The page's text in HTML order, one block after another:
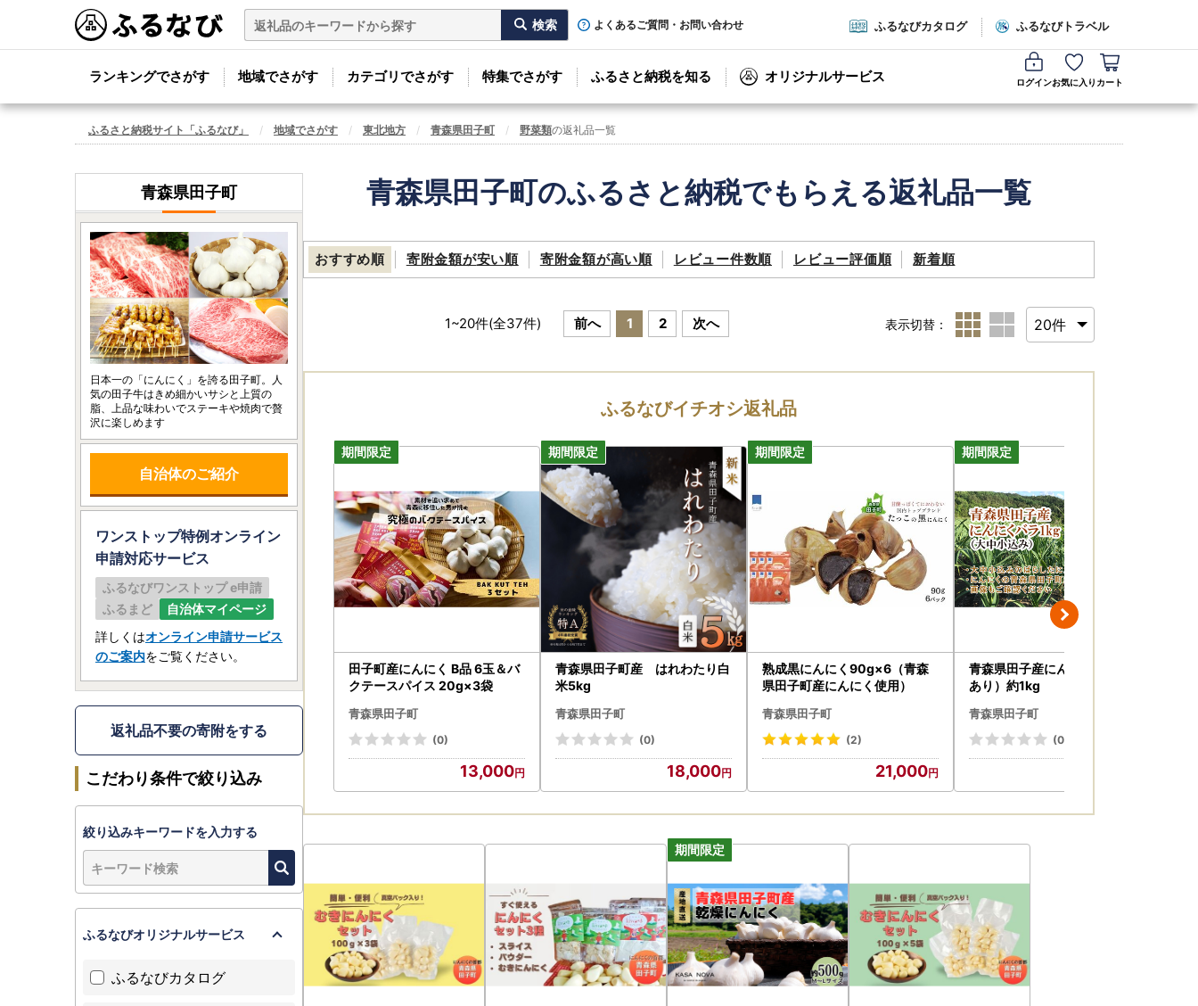
よくあるご質問・お問い合わせ ふるなびカタログ ふるなびトラベル
ランキングでさがす 地域でさがす カテゴリでさがす 特集でさがす ふるさと納税を知る オリジナルサービス ログインお気に入り カート
ふるさと納税サイト「ふるなび」 地域でさがす 東北地方 青森県田子町 野菜類の返礼品一覧
青森県田子町のふるさと納税でもらえる返礼品一覧
おすすめ順 寄附金額が安い順 寄附金額が高い順 レビュー件数順 レビュー評価順 新着順
1~20件(全37件) 前へ 1 2 次へ 表示切替：
ふるなびイチオシ返礼品
田子町産にんにく B品 6玉＆バ
クテースパイス 20g×3袋
青森県田子町
(0)
13,000
青森県田子町産 はれわたり白
米5kg
青森県田子町
(0)
18,000
熟成黒にんにく90g×6（青森
県田子町産にんにく使用）
青森県田子町
(2)
21,000
青森県田子産にんにくバラ（訳
あり）約1kg
青森県田子町
(0)
青森県田子町
日本一の「にんにく」を誇る田子町。人
気の田子牛はきめ細かいサシと上質の
脂、上品な味わいでステーキや焼肉で贅
沢に楽しめます
自治体のご紹介
ワンストップ特例オンライン
申請対応サービス
ふるなびワンストップ e申請
ふるまど
自治体マイページ
詳しくはオンライン申請サービス
のご案内をご覧ください。
返礼品不要の寄附をする
こだわり条件で絞り込み
絞り込みキーワードを入力する
ふるなびオリジナルサービス
ふるなびカタログ